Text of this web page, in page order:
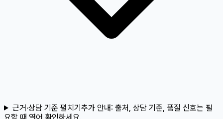
근거·상담 기준 펼치기추가 안내: 출처, 상담 기준, 품질 신호는 필